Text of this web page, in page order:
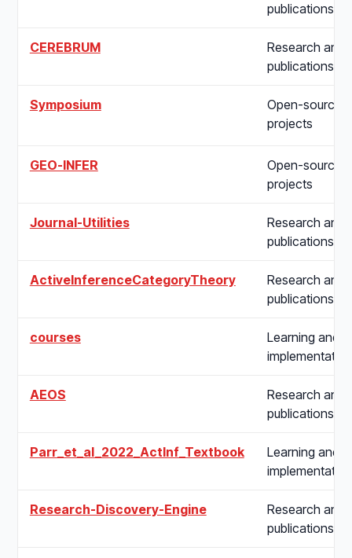
publications
CEREBRUM
Research and
publications
Symposium
Open-source
projects
GEO-INFER
Open-source
projects
Journal-Utilities
Research and
publications
ActiveInferenceCategoryTheory
Research and
publications
courses
Learning and
AEOS
Research and
publications
Parr_et_al_2022_ActInf_Textbook
Learning and
Research-Discovery-Engine
Research and
publications